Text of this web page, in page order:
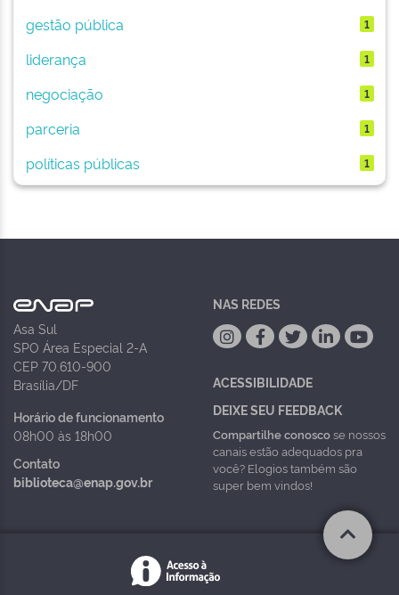
gestão pública 1
liderança 1
negociação 1
parceria 1
políticas públicas 1
Asa Sul
SPO Área Especial 2-A
CEP 70.610-900
Brasília/DF
Horário de funcionamento
08h00 às 18h00
Contato
biblioteca@enap.gov.br
NAS REDES
ACESSIBILIDADE
DEIXE SEU FEEDBACK
Compartilhe conoscose nossos
canais estão adequados pra
você? Elogios também são
super bem vindos!